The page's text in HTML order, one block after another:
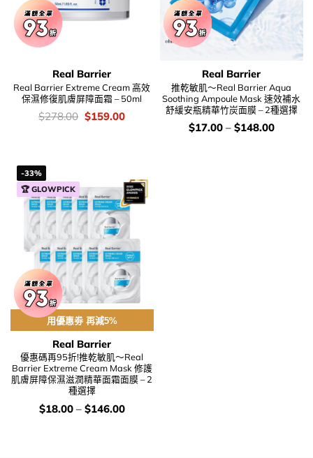
Real Barrier
Real Barrier Extreme Cream 高效
保濕修復肌膚屏障面霜 – 50ml
價
錢：
$278.00 Original
price
$159.00Current
Real Barrier
推乾敏肌～Real Barrier Aqua
Soothing Ampoule Mask 速效補水
舒緩安瓶精華竹炭面膜 – 2種選擇
價
錢：
$17.00– $148.00
-33%
🏆 GLOWPICK
用優惠劵 再減5%
Real Barrier
優惠碼再95折!推乾敏肌～Real
Barrier Extreme Cream Mask 修護
肌膚屏障保濕滋潤精華面霜面膜 – 2
種選擇
價
錢：
$18.00– $146.00